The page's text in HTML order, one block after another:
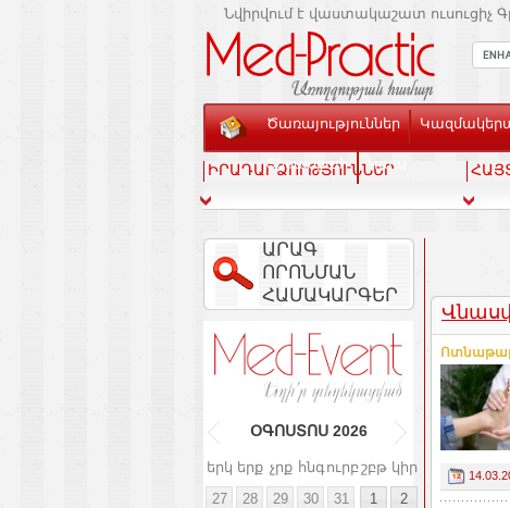
Նվիրվում է վաստակաշատ ուսուցիչ
Ծառայություններ
Տեսասրահ Կապ
ԻՐԱԴԱՐՁՈՒԹՅՈՒՆՆԵՐ
ԱՐԱԳ
ՈՐՈՆՄԱՆ
ՀԱՄԱԿԱՐԳԵՐ
ՕԳՈՍՏՈՍ 2026
երկ երք չրք հնգուրբ շբթ կիր
27
28 29 30 31 1
2